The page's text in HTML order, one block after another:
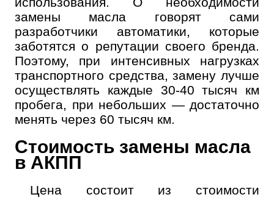
замены масла говорят сами
разработчики автоматики, которые
заботятся о репутации своего бренда.
Поэтому, при интенсивных нагрузках
транспортного средства, замену лучше
осуществлять каждые 30-40 тысяч км
пробега, при небольших — достаточно
менять через 60 тысяч км.
Стоимость замены масла
в АКПП
Цена состоит из стоимости